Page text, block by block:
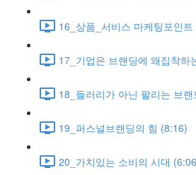
16_상품_서비스 마케팅포인
17_기업은 브랜딩에 왜집착하
18_들러리가 아닌 팔리는 브
19_퍼스널브랜딩의 힘 (8:16)
20_가치있는 소비의 시대